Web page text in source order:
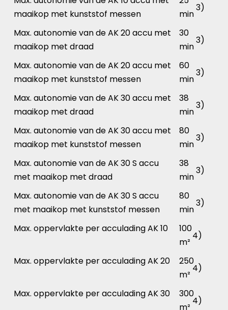
maaikop met kunststof messen
min
3)
Max. autonomie van de AK 20 accu met
maaikop met draad
30
min
3)
Max. autonomie van de AK 20 accu met
maaikop met kunststof messen
60
min
3)
Max. autonomie van de AK 30 accu met
maaikop met draad
38
min
3)
Max. autonomie van de AK 30 accu met
maaikop met kunststof messen
80
min
3)
Max. autonomie van de AK 30 S accu
met maaikop met draad
38
min
3)
Max. autonomie van de AK 30 S accu
met maaikop met kunststof messen
80
min
3)
Max. oppervlakte per acculading AK 10
100
m²
4)
Max. oppervlakte per acculading AK 20
250
m²
4)
Max. oppervlakte per acculading AK 30
300
m²
4)